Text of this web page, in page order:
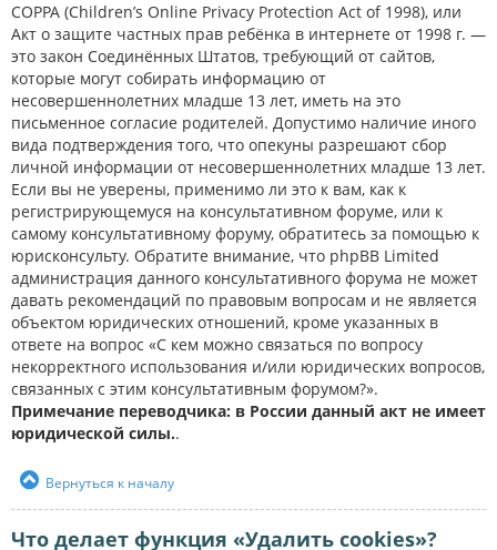
COPPA (Children’s Online Privacy Protection Act of 1998), или
Акт о защите частных прав ребёнка в интернете от 1998 г. —
это закон Соединённых Штатов, требующий от сайтов,
которые могут собирать информацию от
несовершеннолетних младше 13 лет, иметь на это
письменное согласие родителей. Допустимо наличие иного
вида подтверждения того, что опекуны разрешают сбор
личной информации от несовершеннолетних младше 13 лет.
Если вы не уверены, применимо ли это к вам, как к
регистрирующемуся на консультативном форуме, или к
самому консультативному форуму, обратитесь за помощью к
юрисконсульту. Обратите внимание, что phpBB Limited
администрация данного консультативного форума не может
давать рекомендаций по правовым вопросам и не является
объектом юридических отношений, кроме указанных в
ответе на вопрос «С кем можно связаться по вопросу
некорректного использования и/или юридических вопросов,
связанных с этим консультативным форумом?».
Примечание переводчика: в России данный акт не имеет
юридической силы..
Вернуться к началу
Что делает функция «Удалить cookies»?